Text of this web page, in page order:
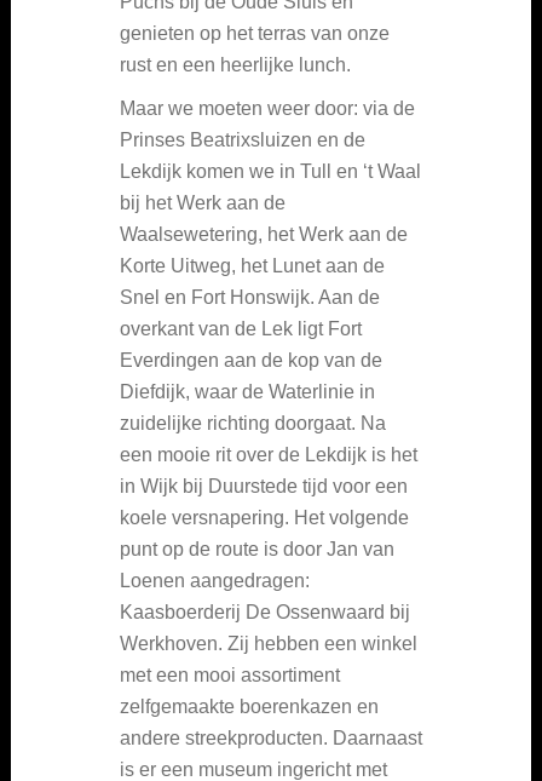
genieten op het terras van onze
rust en een heerlijke lunch.
Maar we moeten weer door: via de
Prinses Beatrixsluizen en de
Lekdijk komen we in Tull en ‘t Waal
bij het Werk aan de
Waalsewetering, het Werk aan de
Korte Uitweg, het Lunet aan de
Snel en Fort Honswijk. Aan de
overkant van de Lek ligt Fort
Everdingen aan de kop van de
Diefdijk, waar de Waterlinie in
zuidelijke richting doorgaat. Na
een mooie rit over de Lekdijk is het
in Wijk bij Duurstede tijd voor een
koele versnapering. Het volgende
punt op de route is door Jan van
Loenen aangedragen:
Kaasboerderij De Ossenwaard bij
Werkhoven. Zij hebben een winkel
met een mooi assortiment
zelfgemaakte boerenkazen en
andere streekproducten. Daarnaast
is er een museum ingericht met